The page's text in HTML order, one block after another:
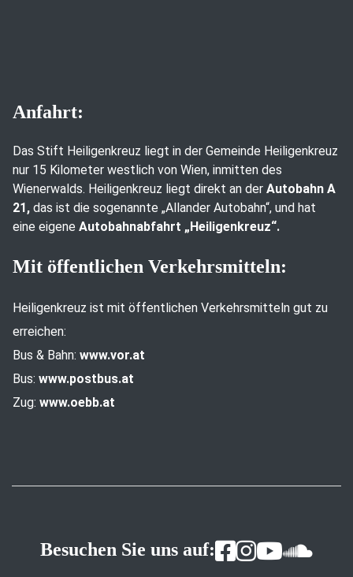
Anfahrt:
Das Stift Heiligenkreuz liegt in der Gemeinde Heiligenkreuz
nur 15 Kilometer westlich von Wien, inmitten des
Wienerwalds. Heiligenkreuz liegt direkt an der Autobahn A
21, das ist die sogenannte „Allander Autobahn“, und hat
eine eigene Autobahnabfahrt „Heiligenkreuz“.
Mit öffentlichen Verkehrsmitteln:
Heiligenkreuz ist mit öffentlichen Verkehrsmitteln gut zu
erreichen:
Bus & Bahn: www.vor.at
Bus: www.postbus.at
Zug: www.oebb.at
Besuchen Sie uns auf: